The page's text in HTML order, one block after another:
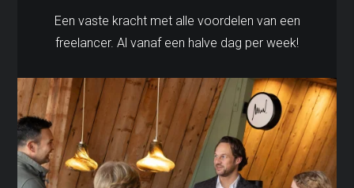
Een vaste kracht met alle voordelen van een
freelancer. Al vanaf een halve dag per week!